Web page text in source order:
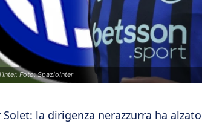
Foto: SpazioInter
la dirigenza nerazzurra ha